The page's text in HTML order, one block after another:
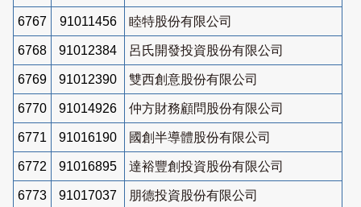
6767 91011456 睦特股份有限公司
6768 91012384 呂氏開發投資股份有限公司
6769 91012390 雙西創意股份有限公司
6770 91014926 仲方財務顧問股份有限公司
6771 91016190 國創半導體股份有限公司
6772 91016895 達裕豐創投資股份有限公司
6773 91017037 朋德投資股份有限公司